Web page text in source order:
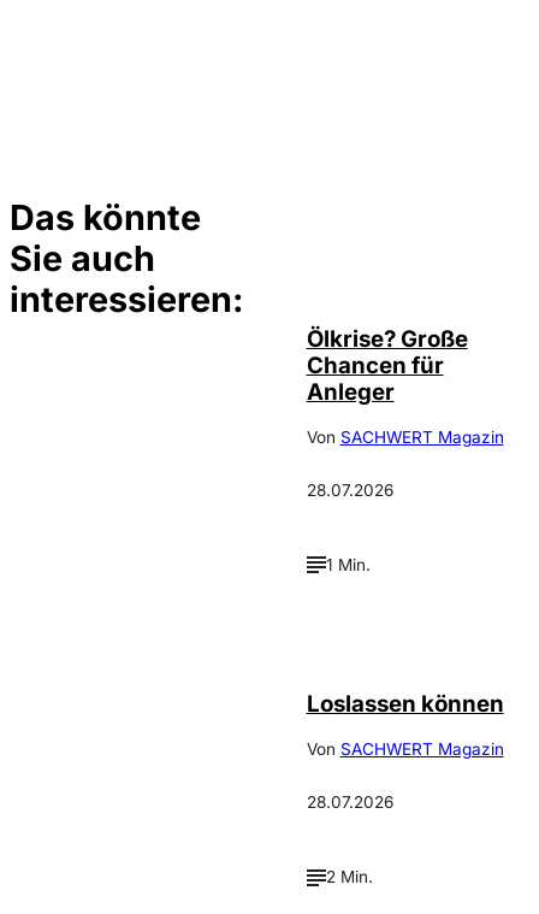
Das könnte
Sie auch
interessieren:
Ölkrise? Große
Chancen für
Anleger
Von SACHWERT Magazin
28.07.2026
1 Min.
Loslassen können
Von SACHWERT Magazin
28.07.2026
2 Min.